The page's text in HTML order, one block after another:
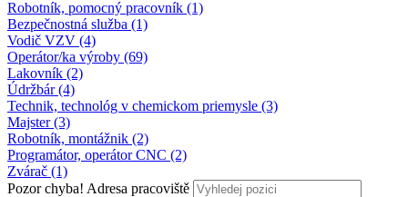
Robotník, pomocný pracovník (1)
Bezpečnostná služba (1)
Vodič VZV (4)
Operátor/ka výroby (69)
Lakovník (2)
Údržbár (4)
Technik, technológ v chemickom priemysle (3)
Majster (3)
Robotník, montážnik (2)
Programátor, operátor CNC (2)
Zvárač (1)
Pozor chyba! Adresa pracoviště